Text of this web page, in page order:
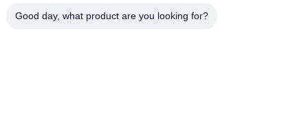
Good day, what product are you looking for?